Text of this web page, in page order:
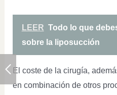
LEER Todo lo que
sobre la liposucción
El coste de la cirugía,
en combinación de otros